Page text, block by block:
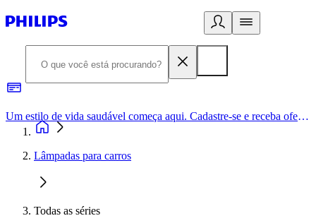
Um estilo de vida saudável começa aqui. Cadastre-se e receba ofertas exclusivas.
Lâmpadas para carros
Todas as séries